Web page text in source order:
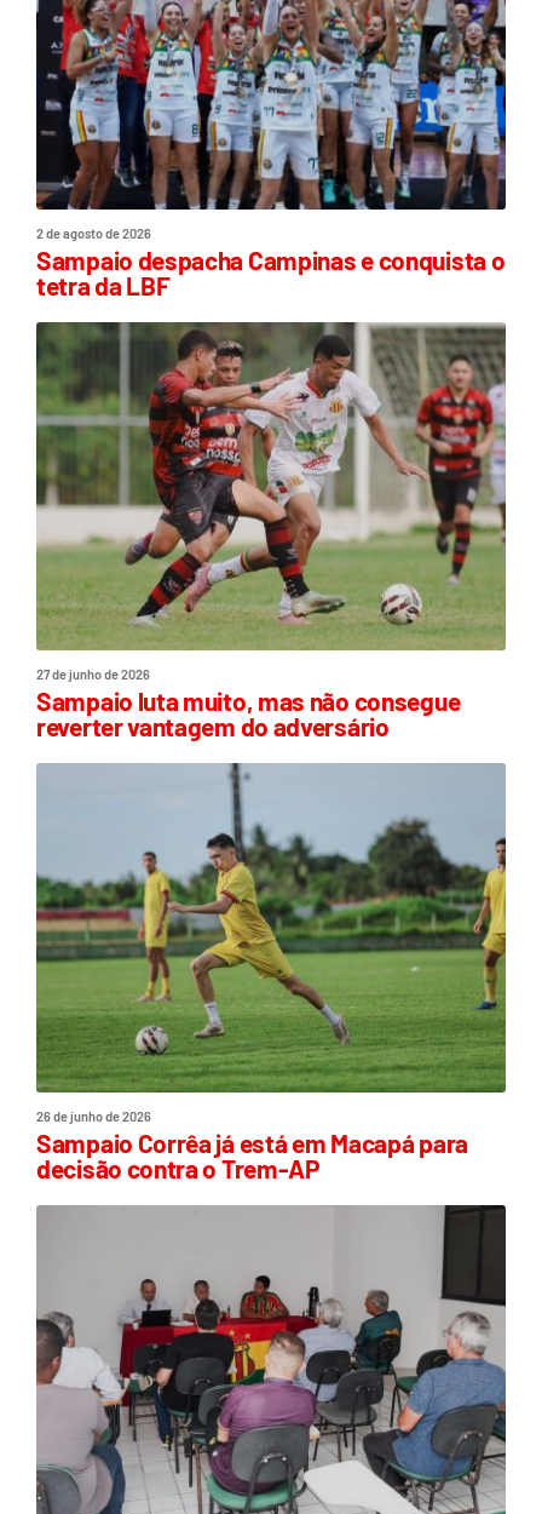
2 de agosto de 2026
Sampaio despacha Campinas e conquista o
tetra da LBF
27 de junho de 2026
Sampaio luta muito, mas não consegue
reverter vantagem do adversário
26 de junho de 2026
Sampaio Corrêa já está em Macapá para
decisão contra o Trem-AP